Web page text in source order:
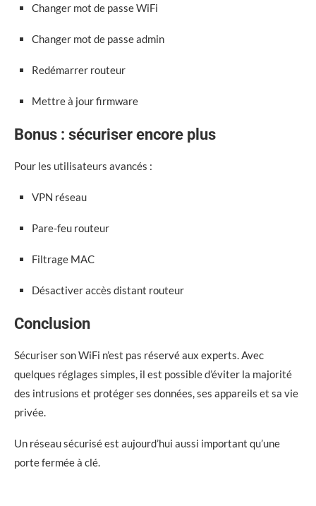
Changer mot de passe WiFi
Changer mot de passe admin
Redémarrer routeur
Mettre à jour firmware
Bonus : sécuriser encore plus
Pour les utilisateurs avancés :
VPN réseau
Pare-feu routeur
Filtrage MAC
Désactiver accès distant routeur
Conclusion
Sécuriser son WiFi n’est pas réservé aux experts. Avec
quelques réglages simples, il est possible d’éviter la majorité
des intrusions et protéger ses données, ses appareils et sa vie
privée.
Un réseau sécurisé est aujourd’hui aussi important qu’une
porte fermée à clé.